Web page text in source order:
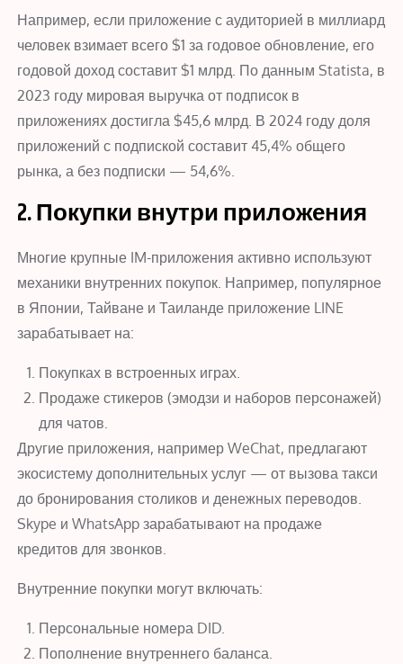
Например, если приложение с аудиторией в миллиард
человек взимает всего $1 за годовое обновление, его
годовой доход составит $1 млрд. По данным Statista, в
2023 году мировая выручка от подписок в
приложениях достигла $45,6 млрд. В 2024 году доля
приложений с подпиской составит 45,4% общего
рынка, а без подписки — 54,6%.
2. Покупки внутри приложения
Многие крупные IM-приложения активно используют
механики внутренних покупок. Например, популярное
в Японии, Тайване и Таиланде приложение LINE
зарабатывает на:
Покупках в встроенных играх.
Продаже стикеров (эмодзи и наборов персонажей)
для чатов.
Другие приложения, например WeChat, предлагают
экосистему дополнительных услуг — от вызова такси
до бронирования столиков и денежных переводов.
Skype и WhatsApp зарабатывают на продаже
кредитов для звонков.
Внутренние покупки могут включать:
Персональные номера DID.
Пополнение внутреннего баланса.